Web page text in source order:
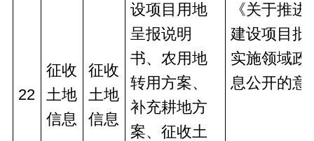
22
征收
土地
信息
征收
土地
信息
设项目用地
呈报说明
书、农用地
转用方案、
补充耕地方
案、征收土
《关于推进
建设项目批
实施领域政
息公开的意